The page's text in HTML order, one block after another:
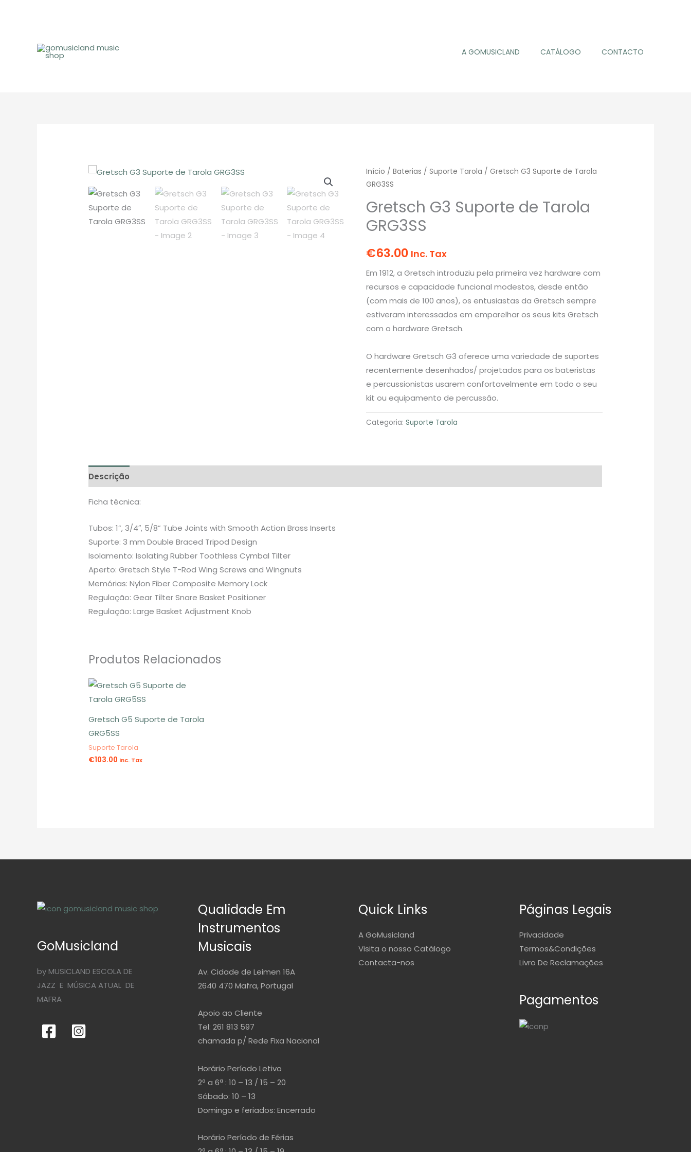
A GOMUSICLAND CATÁLOGO CONTACTO
Início / Baterias / Suporte Tarola / Gretsch G3 Suporte de Tarola
GRG3SS
Gretsch G3 Suporte de Tarola
GRG3SS
€63.00 Inc. Tax
Em 1912, a Gretsch introduziu pela primeira vez hardware com
recursos e capacidade funcional modestos, desde então
(com mais de 100 anos), os entusiastas da Gretsch sempre
estiveram interessados ​​em emparelhar os seus kits Gretsch
com o hardware Gretsch.
O hardware Gretsch G3 oferece uma variedade de suportes
recentemente desenhados/ projetados para os bateristas
e percussionistas usarem confortavelmente em todo o seu
kit ou equipamento de percussão.
Categoria: Suporte Tarola
Descrição
Ficha técnica:
Tubos: 1”, 3/4″, 5/8” Tube Joints with Smooth Action Brass Inserts
Suporte: 3 mm Double Braced Tripod Design
Isolamento: Isolating Rubber Toothless Cymbal Tilter
Aperto: Gretsch Style T-Rod Wing Screws and Wingnuts
Memórias: Nylon Fiber Composite Memory Lock
Regulação: Gear Tilter Snare Basket Positioner
Regulação: Large Basket Adjustment Knob
Produtos Relacionados
Gretsch G5 Suporte de Tarola
GRG5SS
Suporte Tarola
€103.00 Inc. Tax
GoMusicland
by MUSICLAND ESCOLA DE
JAZZ E MÚSICA ATUAL DE
MAFRA
Qualidade Em
Instrumentos
Musicais
Av. Cidade de Leimen 16A
2640 470 Mafra, Portugal
Apoio ao Cliente
Tel: 261 813 597
chamada p/ Rede Fixa Nacional
Horário Período Letivo
2ª a 6ª : 10 – 13 / 15 – 20
Sábado: 10 – 13
Domingo e feriados: Encerrado
Horário Período de Férias
Quick Links
A GoMusicland
Visita o nosso Catálogo
Contacta-nos
Páginas Legais
Privacidade
Termos&Condições
Livro De Reclamações
Pagamentos